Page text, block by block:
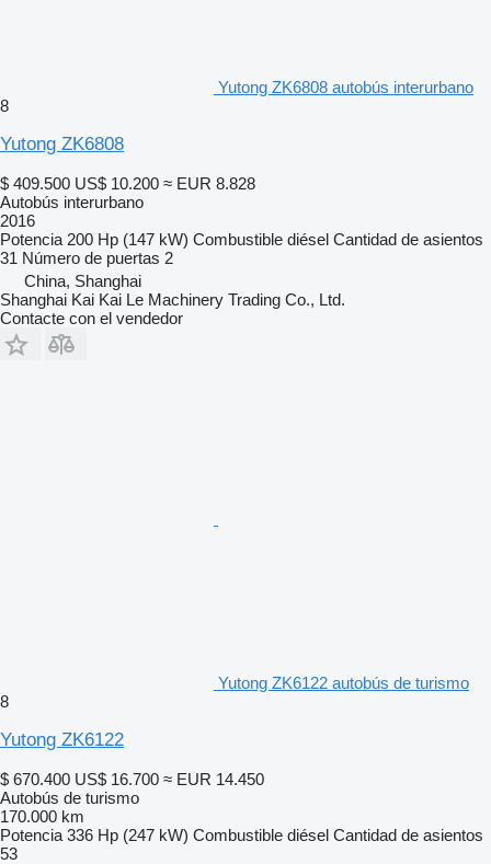
Yutong ZK6808 autobús interurbano
8
Yutong ZK6808
$ 409.500 US$ 10.200 ≈ EUR 8.828
Autobús interurbano
2016
Potencia 200 Hp (147 kW) Combustible diésel Cantidad de asientos
31 Número de puertas 2
China, Shanghai
Shanghai Kai Kai Le Machinery Trading Co., Ltd.
Contacte con el vendedor
Yutong ZK6122 autobús de turismo
8
Yutong ZK6122
$ 670.400 US$ 16.700 ≈ EUR 14.450
Autobús de turismo
170.000 km
Potencia 336 Hp (247 kW) Combustible diésel Cantidad de asientos
53